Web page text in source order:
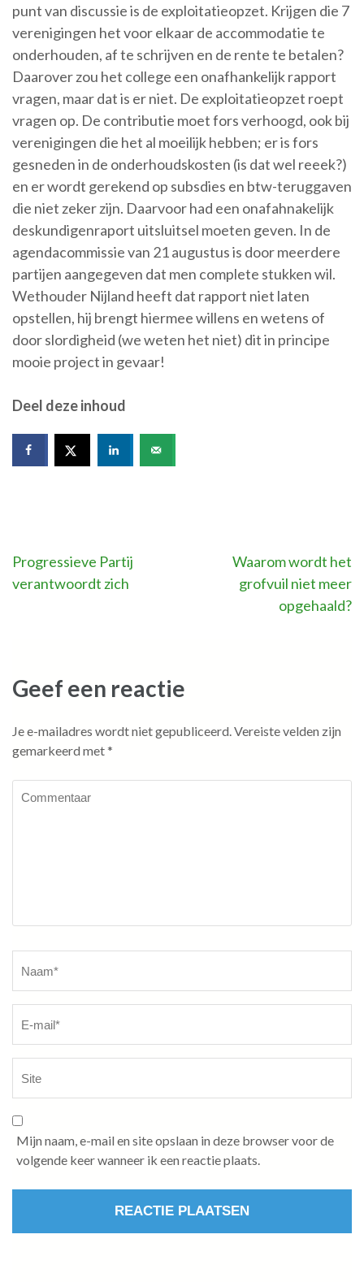
punt van discussie is de exploitatieopzet. Krijgen die 7
verenigingen het voor elkaar de accommodatie te
onderhouden, af te schrijven en de rente te betalen?
Daarover zou het college een onafhankelijk rapport
vragen, maar dat is er niet. De exploitatieopzet roept
vragen op. De contributie moet fors verhoogd, ook bij
verenigingen die het al moeilijk hebben; er is fors
gesneden in de onderhoudskosten (is dat wel reeek?)
en er wordt gerekend op subsdies en btw-teruggaven
die niet zeker zijn. Daarvoor had een onafahnakelijk
deskundigenraport uitsluitsel moeten geven. In de
agendacommissie van 21 augustus is door meerdere
partijen aangegeven dat men complete stukken wil.
Wethouder Nijland heeft dat rapport niet laten
opstellen, hij brengt hiermee willens en wetens of
door slordigheid (we weten het niet) dit in principe
mooie project in gevaar!
Deel deze inhoud
Bericht
Progressieve Partij
verantwoordt zich
Waarom wordt het
grofvuil niet meer
opgehaald?
Geef een reactie
Je e-mailadres wordt niet gepubliceerd.Vereiste velden zijn
gemarkeerd met*
Mijn naam, e-mail en site opslaan in deze browser voor de
volgende keer wanneer ik een reactie plaats.